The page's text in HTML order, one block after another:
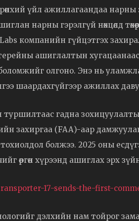
үйл ажиллагаандаа
нарны гэрэлгүй нөхцөлд
компанийн гүйцэтгэх
ашиглалтын хугацаанаас
олгоно. Энэ нь
шаардахгүйгээр ажиллах
туршилтаас гадна
(FAA)-аар дамжуулан
болжээ. 2025 оны
өргөн хүрээнд ашиглах эрх
17-sends-the-first-
дэлхийн нам тойрог